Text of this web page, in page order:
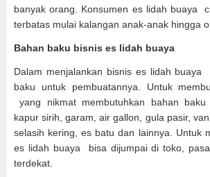
banyak orang. Konsumen es lidah buaya
terbatas mulai kalangan anak-anak hingga
Bahan baku bisnis es lidah buaya
Dalam menjalankan bisnis es lidah buaya
baku untuk pembuatannya. Untuk
yang nikmat membutuhkan bahan baku
kapur sirih, garam, air gallon, gula pasir,
selasih kering, es batu dan lainnya. Untuk
es lidah buaya bisa dijumpai di toko,
terdekat.